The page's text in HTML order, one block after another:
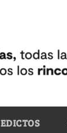
EDICTOS